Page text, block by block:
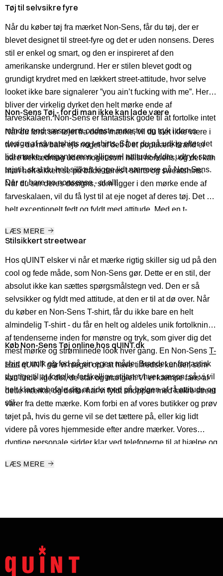
Tøj til selvsikre fyre
Når du køber tøj fra mærket Non-Sens, får du tøj, der er
blevet designet til street-fyre og det er uden nonsens. Deres
stil er enkel og smart, og den er inspireret af den
amerikanske undergrund. Her er stilen blevet godt og
grundigt krydret med en lækkert street-attitude, hvor selve
looket ikke bare signalerer ”you ain’t fucking with me”. Her
bliver der virkelig dyrket den helt mørke ende af
farveskalaen. Non-Sens er fantastisk gode til at fortolke intet
mindre end sæsonens ondeste mønstre og tryk i deres
design af sweatshirts og t-shirts. Så er du på udkig efter det
lidt mørke, elegante men alligevel attitude-fyldte udtryk som
tøjstil, skal du helt sikkert kigge lidt nærmere på Non-Sens.
Der er bare no nonsense - at all!
Non-Sens Tøj - fordi man ikke kan lade være
Når du først ser tøjet fra dette mærke, vil du slet ikke være i
tvivl - du må bare eje noget af det! Det populære brand er
bare beklædning uden noget som helst nonsens, og det kan
man helt sikkert se på både deres t-shirts og sweatshirts.
Når du ser deres designs, som ligger i den mørke ende af
farveskalaen, vil du få lyst til at eje noget af deres tøj. Det er
helt exceptionelt fedt og fyldt med attitude. Med en t-
at skabe din helt egen personlige stil, som ingen kan tage fra
designs, så tag et kig på vores fede udvalg. Der er helt
sikkert noget, der frister!
LÆS MERE
Stilsikkert streetwear
Hos qUINT elsker vi når et mærke rigtig skiller sig ud på den
cool og fede måde, som Non-Sens gør. Dette er en stil, der
absolut ikke kan sættes spørgsmålstegn ved. Den er så
selvsikker og fyldt med attitude, at den er til at dø over. Når
du køber en Non-Sens T-shirt, får du ikke bare en helt
almindelig T-shirt - du får en helt og aldeles unik fortolkning
af tendenserne inden for mønstre og tryk, som giver dig det
mest mørke og strømlinede look hver gang. En Non-Sens T-
shirter unik og fed på sin egen måde. Brandet er fantastisk
dygtige til at fortolke forskellige stilarter hver sæson, så vi vil
helt klart anbefale dig at ride med på bølgen af rå attitude og
stil.
Køb Non-Sens Tøj online hos qUINT.dk
Hos qUINT går vi meget op i at have tilfredse kunder, som
kan finde lige det, de står og mangler. Vi er kæmpe fans af
dette mærke, og derfor har vi fyldt shoppen med lækre street
varer fra dette mærke. Kom forbi en af vores butikker og prøv
tøjet på, hvis du gerne vil se det tættere på, eller kig lidt
videre på vores hjemmeside efter andre mærker. Vores
dygtige personale sidder klar ved telefonerne til at hjælpe og
LÆS MERE